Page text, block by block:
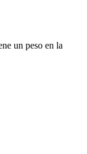
un peso en la